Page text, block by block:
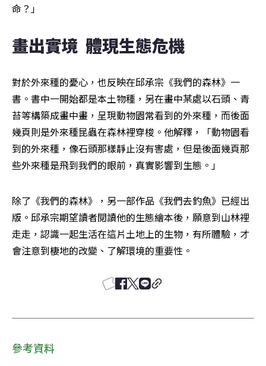
命？」
畫出實境  體現生態危機
對於外來種的憂心，也反映在邱承宗《我們的森林》一
書。書中一開始都是本土物種，另在畫中某處以石頭、青
苔等構築成畫中畫，呈現動物園常看到的外來種，而後面
幾頁則是外來種昆蟲在森林裡穿梭。他解釋，「動物園看
到的外來種，像石頭那樣靜止沒有害處，但是後面幾頁那
些外來種是飛到我們的眼前，真實影響到生態。」
除了《我們的森林》，另一部作品《我們去釣魚》已經出
版。邱承宗期望讀者閱讀他的生態繪本後，願意到山林裡
走走，認識一起生活在這片土地上的生物，有所體驗，才
會注意到棲地的改變、了解環境的重要性。
參考資料